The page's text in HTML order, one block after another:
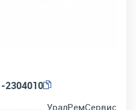
2304010
УралРемСервис